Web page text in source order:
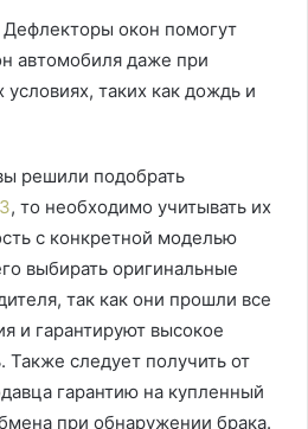
окон помогут
автомобиля даже при
таких как дождь и
решили подобрать
, то необходимо учитывать их
с конкретной моделью
выбирать оригинальные
так как они прошли все
и гарантируют высокое
Также следует получить от
гарантию на купленный
при обнаружении брака.